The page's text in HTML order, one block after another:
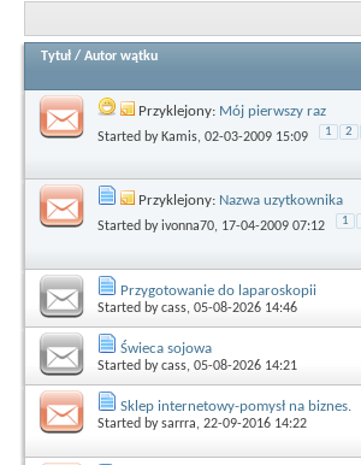
Tytuł / Autor wątku
Przyklejony: Mój pierwszy raz
Started by Kamis, 02-03-2009 15:09 1 2
Przyklejony: Nazwa uzytkownika
Started byivonna70, 17-04-2009 07:12 1
Przygotowanie do laparoskopii
Started bycass, 05-08-2026 14:46
Świeca sojowa
Started bycass, 05-08-2026 14:21
Sklep internetowy-pomysł na biznes.
Started bysarrra, 22-09-2016 14:22